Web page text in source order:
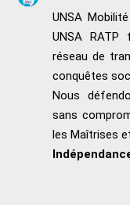
UNSA
UNSA
réseau de
conquêtes
Nous
sans
les Maîtrises